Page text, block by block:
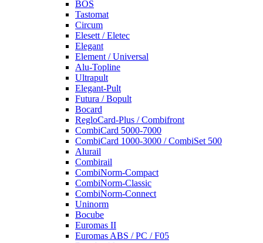
BOS
Tastomat
Circum
Elesett / Eletec
Elegant
Element / Universal
Alu-Topline
Ultrapult
Elegant-Pult
Futura / Bopult
Bocard
RegloCard-Plus / Combifront
CombiCard 5000-7000
CombiCard 1000-3000 / CombiSet 500
Alurail
Combirail
CombiNorm-Compact
CombiNorm-Classic
CombiNorm-Connect
Uninorm
Bocube
Euromas II
Euromas ABS / PC / F05